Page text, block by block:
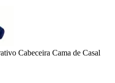
Cabeceira Cama de Casal